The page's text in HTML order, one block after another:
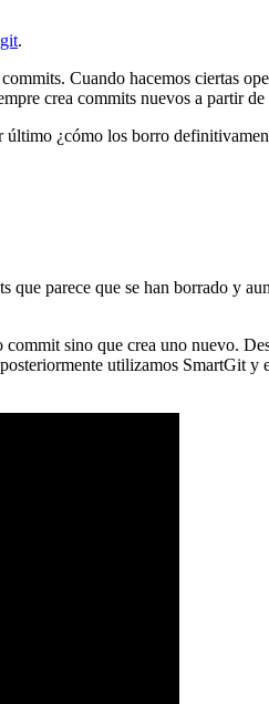
.
Cuando hacemos ciertas
crea commits nuevos a partir de
¿cómo los borro
parece que se han borrado y
sino que crea uno nuevo.
utilizamos SmartGit